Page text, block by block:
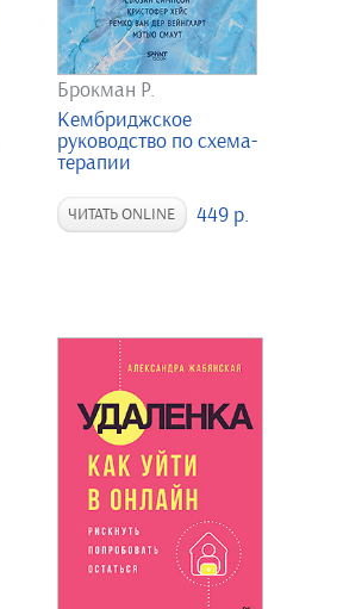
Брокман Р.
Кембриджское
руководство по схема-
терапии
ЧИТАТЬ ONLINE 449 р.